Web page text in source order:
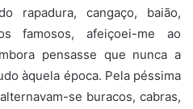
rapadura, cangaço, baião,
famosos, afeiçoei-me ao
pensasse que nunca a
àquela época. Pela péssima
se buracos, cabras,